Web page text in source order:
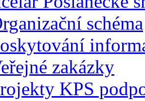
schéma
zakázky
KPS